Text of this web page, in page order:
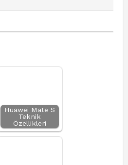
Huawei Mate S
Teknik
Özellikleri